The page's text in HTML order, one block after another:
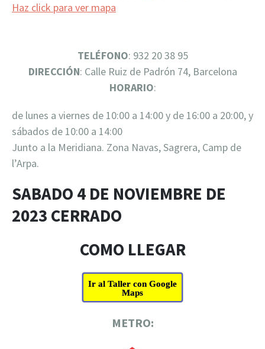
Haz click para ver mapa
TELÉFONO: 932 20 38 95
DIRECCIÓN: Calle Ruiz de Padrón 74, Barcelona
HORARIO:
de lunes a viernes de 10:00 a 14:00 y de 16:00 a 20:00, y
sábados de 10:00 a 14:00
Junto a la Meridiana. Zona Navas, Sagrera, Camp de
l’Arpa.
SABADO 4 DE NOVIEMBRE DE
2023 CERRADO
COMO LLEGAR
Ir al Taller con Google
Maps
METRO: